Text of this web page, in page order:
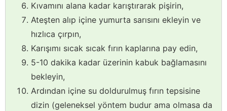
Kıvamını alana kadar karıştırarak pişirin,
Ateşten alıp içine yumurta sarısını ekleyin ve
hızlıca çırpın,
Karışımı sıcak sıcak fırın kaplarına pay edin,
5-10 dakika kadar üzerinin kabuk bağlamasını
bekleyin,
Ardından içine su doldurulmuş fırın tepsisine
dizin (geleneksel yöntem budur ama olmasa da